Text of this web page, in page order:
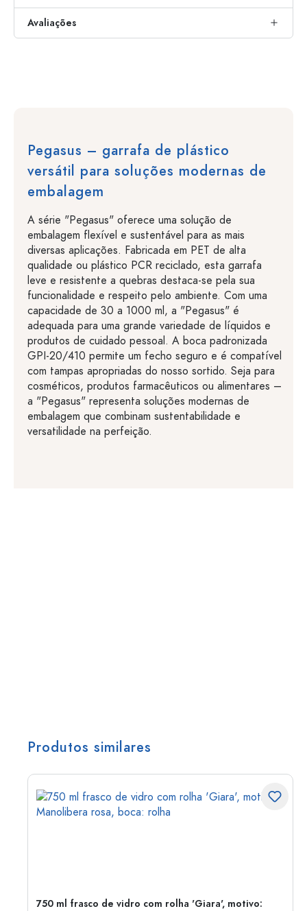
Avaliações
Pegasus – garrafa de plástico
versátil para soluções modernas de
embalagem
A série "Pegasus" oferece uma solução de
embalagem flexível e sustentável para as mais
diversas aplicações. Fabricada em PET de alta
qualidade ou plástico PCR reciclado, esta garrafa
leve e resistente a quebras destaca-se pela sua
funcionalidade e respeito pelo ambiente. Com uma
capacidade de 30 a 1000 ml, a "Pegasus" é
adequada para uma grande variedade de líquidos e
produtos de cuidado pessoal. A boca padronizada
GPI-20/410 permite um fecho seguro e é compatível
com tampas apropriadas do nosso sortido. Seja para
cosméticos, produtos farmacêuticos ou alimentares –
a "Pegasus" representa soluções modernas de
embalagem que combinam sustentabilidade e
versatilidade na perfeição.
Produtos similares
750 ml frasco de vidro com rolha 'Giara', motivo: